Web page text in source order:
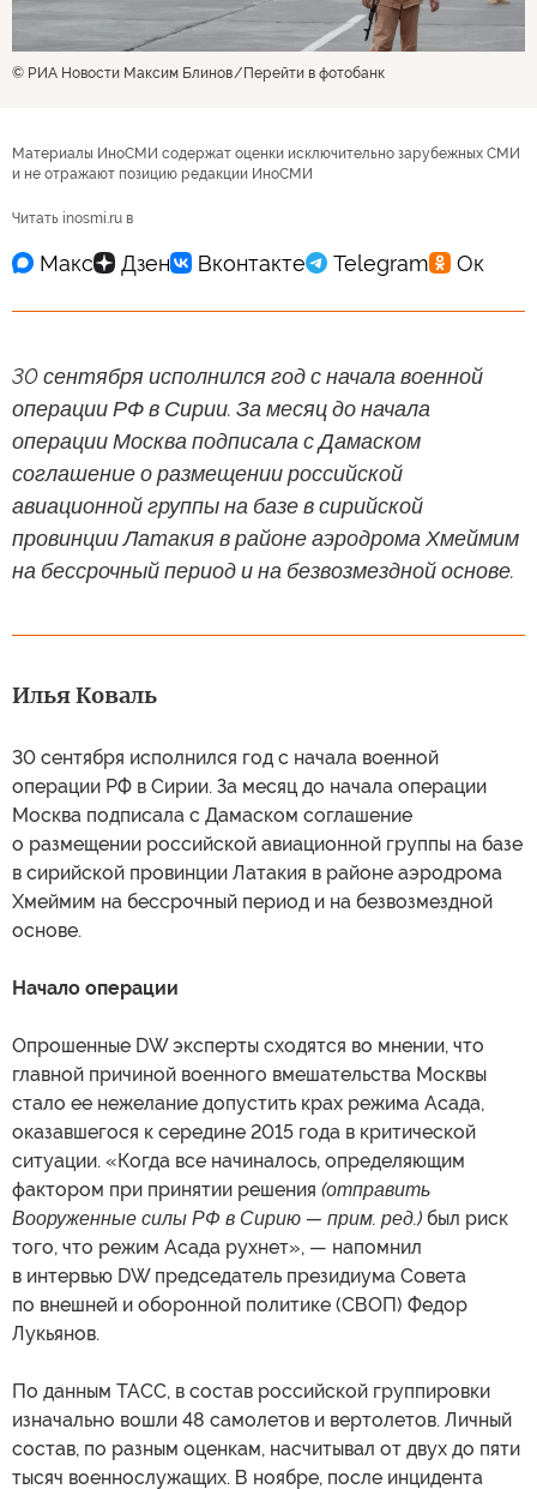
© РИА Новости Максим Блинов Перейти в фотобанк
Материалы ИноСМИ содержат оценки исключительно зарубежных СМИ
и не отражают позицию редакции ИноСМИ
Читать inosmi.ru в
30 сентября исполнился год с начала военной
операции РФ в Сирии. За месяц до начала
операции Москва подписала с Дамаском
соглашение о размещении российской
авиационной группы на базе в сирийской
провинции Латакия в районе аэродрома Хмеймим
на бессрочный период и на безвозмездной основе.
Илья Коваль
30 сентября исполнился год с начала военной
операции РФ в Сирии. За месяц до начала операции
Москва подписала с Дамаском соглашение
о размещении российской авиационной группы на базе
в сирийской провинции Латакия в районе аэродрома
Хмеймим на бессрочный период и на безвозмездной
основе.
Начало операции
Опрошенные DW эксперты сходятся во мнении, что
главной причиной военного вмешательства Москвы
стало ее нежелание допустить крах режима Асада,
оказавшегося к середине 2015 года в критической
ситуации. «Когда все начиналось, определяющим
фактором при принятии решения (отправить
Вооруженные силы РФ в Сирию — прим. ред.) был риск
того, что режим Асада рухнет», — напомнил
в интервью DW председатель президиума Совета
по внешней и оборонной политике (СВОП) Федор
Лукьянов.
По данным ТАСС, в состав российской группировки
изначально вошли 48 самолетов и вертолетов. Личный
состав, по разным оценкам, насчитывал от двух до пяти
тысяч военнослужащих. В ноябре, после инцидента